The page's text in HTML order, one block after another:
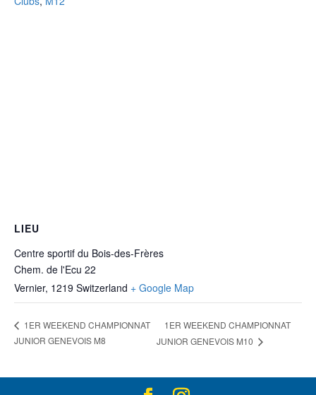
LIEU
Centre sportif du Bois-des-Frères
Chem. de l'Ecu 22
Vernier, 1219 Switzerland + Google Map
1ER WEEKEND CHAMPIONNAT
JUNIOR GENEVOIS M8
1ER WEEKEND CHAMPIONNAT
JUNIOR GENEVOIS M10